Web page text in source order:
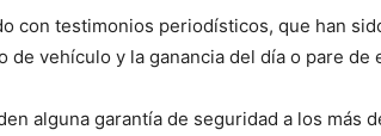
con testimonios periodísticos, que han
de vehículo y la ganancia del día o pare de
alguna garantía de seguridad a los más